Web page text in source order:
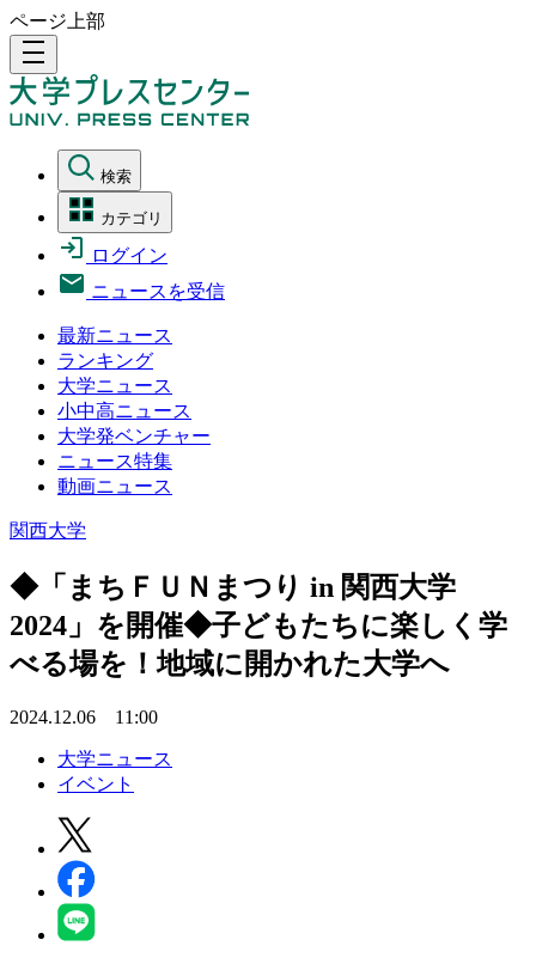
ページ上部
density_medium
検索
カテゴリ
ログイン
ニュースを受信
最新ニュース
ランキング
大学ニュース
小中高ニュース
大学発ベンチャー
ニュース特集
動画ニュース
関西大学
◆「まちＦＵＮまつり in 関西大学
2024」を開催◆子どもたちに楽しく学
べる場を！地域に開かれた大学へ
2024.12.06 11:00
大学ニュース
イベント